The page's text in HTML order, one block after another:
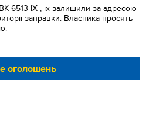
6513 IX , їх залишили за адресою
заправки. Власника просять
оголошень